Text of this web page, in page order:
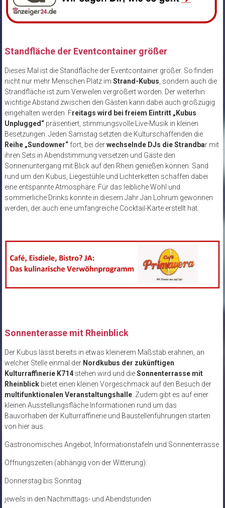
Standfläche der Eventcontainer größer
Dieses Mal ist die Standfläche der Eventcontainer größer. So finden
nicht nur mehr Menschen Platz im Strand-Kubus , sondern auch die
Strandfläche ist zum Verweilen vergrößert worden. Der weiterhin
wichtige Abstand zwischen den Gästen kann dabei auch großzügig
eingehalten werden. Freitags wird bei freiem Eintritt „Kubus
Unplugged“präsentiert, stimmungsvolle Live-Musik in kleinen
Besetzungen. Jeden Samstag setzten die Kulturschaffenden die
Reihe „Sundowner“fort, bei derwechselnde DJs die Strandbar mit
ihren Sets in Abendstimmung versetzen und Gäste den
Sonnenuntergang mit Blick auf den Rhein genießen können. Sand
rund um den Kubus, Liegestühle und Lichterketten schaffen dabei
eine entspannte Atmosphäre. Für das leibliche Wohl und
sommerliche Drinks konnte in diesem Jahr Jan Lohrum gewonnen
werden, der auch eine umfangreiche Cocktail-Karte erstellt hat.
Sonnenterasse mit Rheinblick
Der Kubus lässt bereits in etwas kleinerem Maßstab erahnen, an
welcher Stelle einmal der Nordkubus der zukünftigen
Kulturraffinerie K714stehen wird und dieSonnenterrasse mit
Rheinblickbietet einen kleinen Vorgeschmack auf den Besuch der
multifunktionalen Veranstaltungshalle. Zudem gibt es auf einer
kleinen Ausstellungsfläche Informationen rund um das
Bauvorhaben der Kulturraffinerie und Baustellenführungen starten
von hier aus.
Gastronomisches Angebot, Informationstafeln und Sonnenterrasse
Öffnungszeiten (abhängig von der Witterung):
Donnerstag bis Sonntag
jeweils in den Nachmittags- und Abendstunden